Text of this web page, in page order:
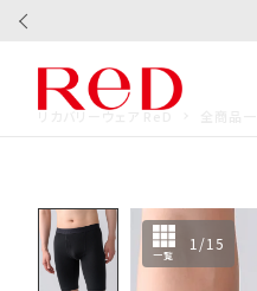
リカバリーウェア ReD
一覧
1 /15